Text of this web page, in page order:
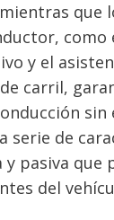
que
como
y el
carril,
sin
serie de
y pasiva que
del